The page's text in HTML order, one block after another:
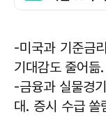
-미국과 기준금
기대감도 줄어듦.
-금융과 실물경
대. 증시 수급 쏠